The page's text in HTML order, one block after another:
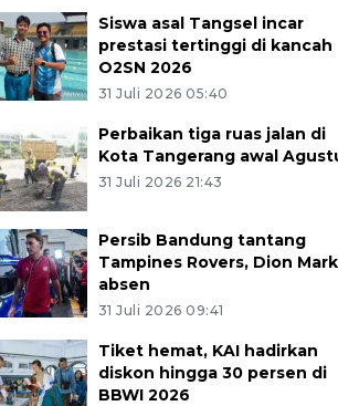
Siswa asal Tangsel incar
prestasi tertinggi di kancah
O2SN 2026
31 Juli 2026 05:40
Perbaikan tiga ruas jalan di
Kota Tangerang awal
31 Juli 2026 21:43
Persib Bandung tantang
Tampines Rovers, Dion
absen
31 Juli 2026 09:41
Tiket hemat, KAI hadirkan
diskon hingga 30 persen di
BBWI 2026